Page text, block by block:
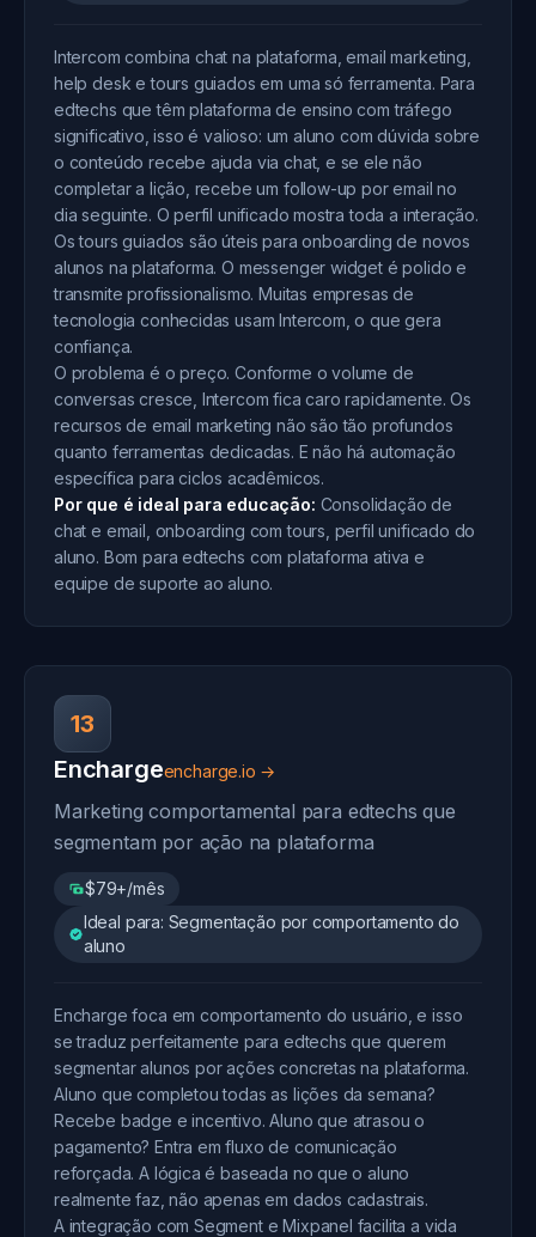
Intercom combina chat na plataforma, email marketing,
help desk e tours guiados em uma só ferramenta. Para
edtechs que têm plataforma de ensino com tráfego
significativo, isso é valioso: um aluno com dúvida sobre
o conteúdo recebe ajuda via chat, e se ele não
completar a lição, recebe um follow-up por email no
dia seguinte. O perfil unificado mostra toda a interação.
Os tours guiados são úteis para onboarding de novos
alunos na plataforma. O messenger widget é polido e
transmite profissionalismo. Muitas empresas de
tecnologia conhecidas usam Intercom, o que gera
confiança.
O problema é o preço. Conforme o volume de
conversas cresce, Intercom fica caro rapidamente. Os
recursos de email marketing não são tão profundos
quanto ferramentas dedicadas. E não há automação
específica para ciclos acadêmicos.
Por que é ideal para educação: Consolidação de
chat e email, onboarding com tours, perfil unificado do
aluno. Bom para edtechs com plataforma ativa e
equipe de suporte ao aluno.
13
Enchargeencharge.io →
Marketing comportamental para edtechs que
segmentam por ação na plataforma
$79+/mês
Ideal para: Segmentação por comportamento do
aluno
Encharge foca em comportamento do usuário, e isso
se traduz perfeitamente para edtechs que querem
segmentar alunos por ações concretas na plataforma.
Aluno que completou todas as lições da semana?
Recebe badge e incentivo. Aluno que atrasou o
pagamento? Entra em fluxo de comunicação
reforçada. A lógica é baseada no que o aluno
realmente faz, não apenas em dados cadastrais.
A integração com Segment e Mixpanel facilita a vida